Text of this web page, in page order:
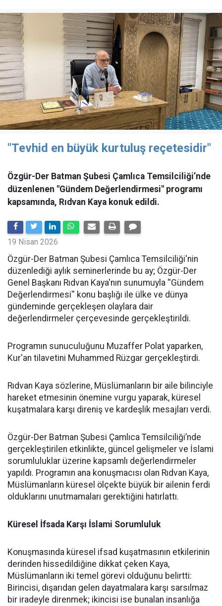
"Tevhid en büyük kurtuluş reçetesidir"
Özgür-Der Batman Şubesi Çamlıca Temsilciliği’nde
düzenlenen "Gündem Değerlendirmesi" programı
kapsamında, Rıdvan Kaya konuk edildi.
19 Nisan 2026
​Özgür-Der Batman Şubesi Çamlıca Temsilciliği'nin
düzenlediği aylık seminerlerinde bu ay; Özgür-Der
Genel Başkanı Rıdvan Kaya'nın sunumuyla ''Gündem
Değerlendirmesi'' konu başlığı ile ülke ve dünya
gündeminde gerçekleşen olaylara dair
değerlendirmeler çerçevesinde gerçekleştirildi.
Programın sunuculuğunu Muzaffer Polat yaparken,
Kur'an tilavetini Muhammed Rüzgar gerçekleştirdi.
Rıdvan Kaya sözlerine, Müslümanların bir aile bilinciyle
hareket etmesinin önemine vurgu yaparak, küresel
kuşatmalara karşı direniş ve kardeşlik mesajları verdi.
Özgür-Der Batman Şubesi Çamlıca Temsilciliği’nde
gerçekleştirilen etkinlikte, güncel gelişmeler ve İslami
sorumluluklar üzerine kapsamlı değerlendirmeler
yapıldı. Programın ana konuşmacısı olan Rıdvan Kaya,
Müslümanların küresel ölçekte büyük bir ailenin ferdi
olduklarını unutmamaları gerektiğini hatırlattı.
Küresel İfsada Karşı İslami Sorumluluk
Konuşmasında küresel ifsad kuşatmasının etkilerinin
derinden hissedildiğine dikkat çeken Kaya,
Müslümanların iki temel görevi olduğunu belirtti:
Birincisi, dışarıdan gelen dayatmalara karşı sarsılmaz
bir iradeyle direnmek; ikincisi ise bunalan insanlığa